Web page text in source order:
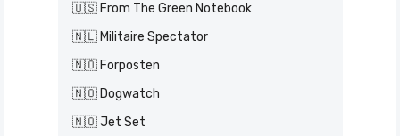
🇺🇸 From The Green Notebook
🇳🇱 Militaire Spectator
🇳🇴 Forposten
🇳🇴 Dogwatch
🇳🇴 Jet Set